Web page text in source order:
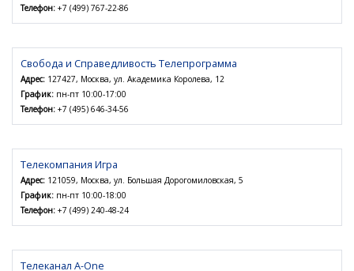
Телефон: +7 (499) 767-22-86
Свобода и Справедливость Телепрограмма
Адрес: 127427, Москва, ул. Академика Королева, 12
График: пн-пт 10:00-17:00
Телефон: +7 (495) 646-34-56
Телекомпания Игра
Адрес: 121059, Москва, ул. Большая Дорогомиловская, 5
График: пн-пт 10:00-18:00
Телефон: +7 (499) 240-48-24
Телеканал A-One